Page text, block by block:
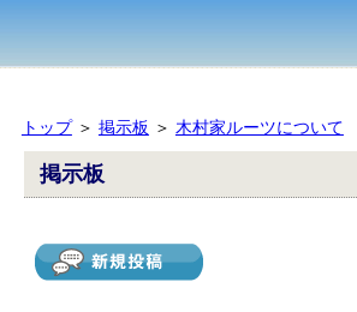
トップ＞ 掲示板 ＞ 木村家ルーツについて
掲示板